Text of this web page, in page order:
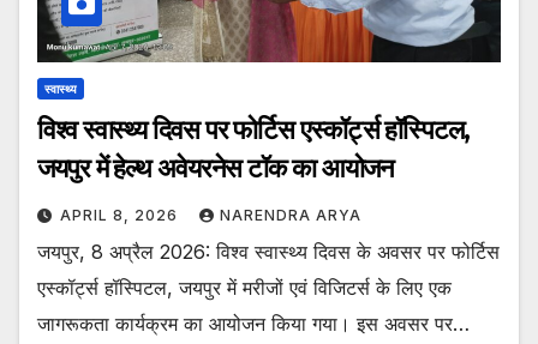
स्वास्थ्य
विश्व स्वास्थ्य दिवस पर फोर्टिस एस्कॉर्ट्स हॉस्पिटल,
जयपुर में हेल्थ अवेयरनेस टॉक का आयोजन
APRIL 8, 2026 NARENDRA ARYA
जयपुर, 8 अप्रैल 2026: विश्व स्वास्थ्य दिवस के अवसर पर फोर्टिस
एस्कॉर्ट्स हॉस्पिटल, जयपुर में मरीजों एवं विजिटर्स के लिए एक
जागरूकता कार्यक्रम का आयोजन किया गया। इस अवसर पर…